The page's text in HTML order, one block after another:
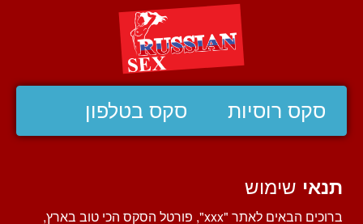
סקס רוסיות סקס בטלפון
תנאי שימוש
ברוכים הבאים לאתר "xxx", פורטל הסקס הכי טוב בארץ,